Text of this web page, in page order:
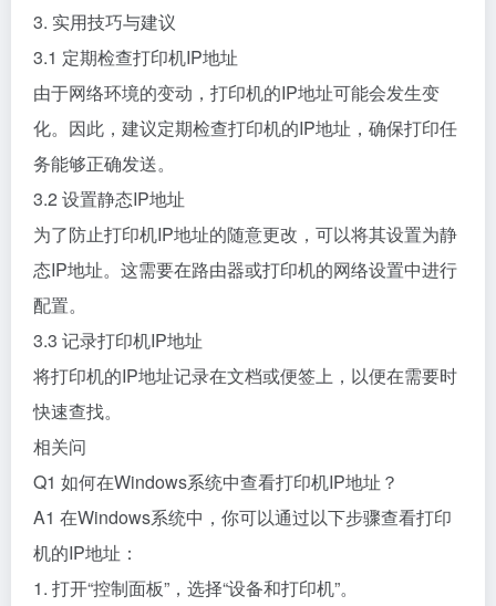
3. 实用技巧与建议
3.1 定期检查打印机IP地址
由于网络环境的变动，打印机的IP地址可能会发生变
化。因此，建议定期检查打印机的IP地址，确保打印任
务能够正确发送。
3.2 设置静态IP地址
为了防止打印机IP地址的随意更改，可以将其设置为静
态IP地址。这需要在路由器或打印机的网络设置中进行
配置。
3.3 记录打印机IP地址
将打印机的IP地址记录在文档或便签上，以便在需要时
快速查找。
相关问
Q1 如何在Windows系统中查看打印机IP地址？
A1 在Windows系统中，你可以通过以下步骤查看打印
机的IP地址：
1. 打开“控制面板”，选择“设备和打印机”。